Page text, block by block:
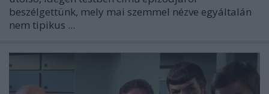
beszélgettünk, mely mai szemmel nézve egyáltalán
nem tipikus ...